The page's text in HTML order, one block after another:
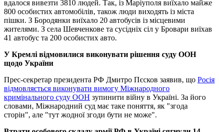
вдалося вивезти 3810 людей. Так, із Маріуполя виїхало майже
800 особистих автомобілів, також люди виходять із міста
пішки. З Бородянки виїхало 20 автобусів із місцевими
жителями. З села Шевченкове та сусідніх сіл у Бровари виїхав
41 автобус та 200 особистих авто.
У Кремлі відмовилися виконувати рішення суду ООН
щодо України
Прес-секретар президента РФ Дмитро Пєсков заявив, що Росія
відмовляється виконувати вимогу Міжнародного
кримінального суду ООН зупинити війну в Україні. За його
словами, Міжнародний суд має таке поняття, як "згода
сторін", але "тут жодної згоди бути не може".